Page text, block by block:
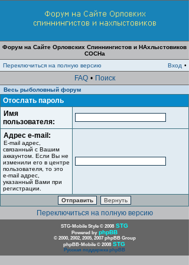
Форум на Сайте Орловских Спиннингистов и НАхлыстовиков
СОСНа
Переключиться на полную версию
Вход •
FAQ • Поиск
Весь рыболовный форум
Отослать пароль
Имя
пользователя:
Адрес e-mail:
E-mail адрес,
связанный с Вашим
аккаунтом. Если Вы не
изменили его в центре
пользователя, то это
e-mail адрес,
указанный Вами при
регистрации.
Переключиться на полную версию
STG-Mobile Style © 2008 STG
Powered by phpBB
© 2000, 2002, 2005, 2007 phpBB Group
phpBB-Mobile © 2008 STG
Русская поддержка phpBB